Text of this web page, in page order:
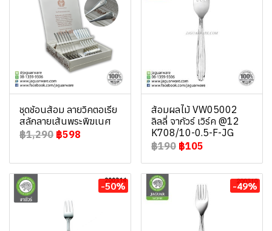
ชุดช้อนส้อม ลายวิคตอเรีย
สลักลายเส้นพระพิฆเนศ
฿1,290 ฿598
ส้อมผลไม้ VW05002
ลิลลี่ จากัวร์ เวิร์ค @12
K708/10-0.5-F-JG
฿190 ฿105
-50% -49%